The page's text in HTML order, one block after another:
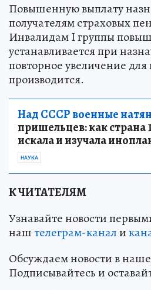
Повышенную выплату
получателям страховых
Инвалидам I группы
устанавливается при
повторное увеличение
производится.
Над СССР военные
пришельцев: как страна
искала и изучала
НАУКА
К ЧИТАТЕЛЯМ
Узнавайте новости
наштелеграм-канали
Обсуждаем новости в
Подписывайтесь и